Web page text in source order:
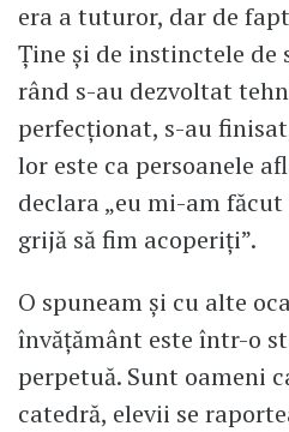
era a tuturor, dar de
Ține și de instinctele
rând s-au dezvoltat
perfecționat, s-au
lor este ca persoanele
declara „eu mi-am
grijă să fim acoperiți”.
O spuneam și cu alte
învățământ este într-o
perpetuă. Sunt oameni
catedră, elevii se